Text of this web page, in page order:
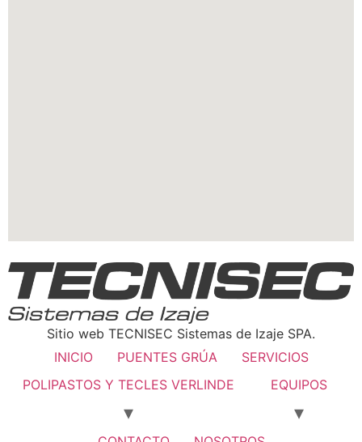
Sitio web TECNISEC Sistemas de Izaje SPA.
INICIO
PUENTES GRÚA
SERVICIOS
POLIPASTOS Y TECLES VERLINDE
EQUIPOS